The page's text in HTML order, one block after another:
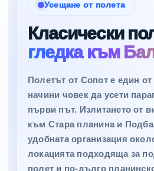
Усещане от полета
Класически
гледка към
Полетът от Сопот е един
начини човек да усети
първи път. Излитането от
към Стара планина и
удобната организация
локацията подходяща за
полет и по-дълго